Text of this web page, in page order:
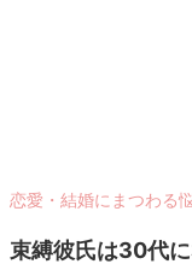
恋愛・結婚にまつわる
束縛彼氏は30代